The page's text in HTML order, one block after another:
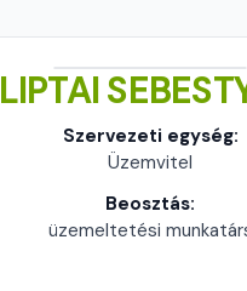
LIPTAI
Szervezeti egység:
Üzemvitel
Beosztás:
üzemeltetési